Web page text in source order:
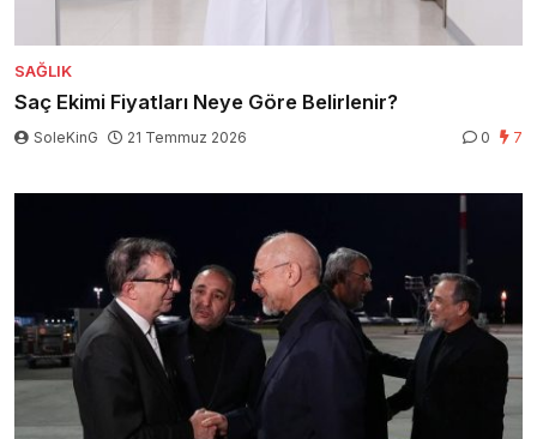
SAĞLIK
Saç Ekimi Fiyatları Neye Göre Belirlenir?
SoleKinG 21 Temmuz 2026 0 7